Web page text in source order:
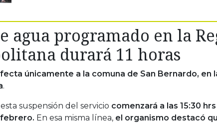
agua programado en la
durará 11 horas
únicamente a la comuna de San Bernardo, en
.
suspensión del servicio comenzará a las 15:30
En esa misma línea, el organismo destacó